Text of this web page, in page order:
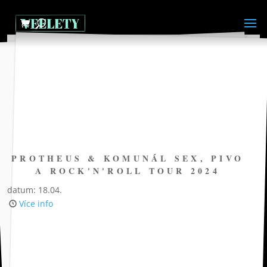
PROTHEUS & KOMUNÁL SEX, PIVO
A ROCK'N'ROLL TOUR 2024
datum: 18.04.
Více info